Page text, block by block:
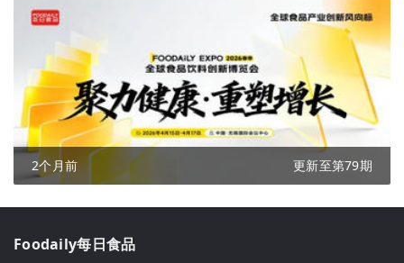
2个月前 更新至第79期
Foodaily每日食品